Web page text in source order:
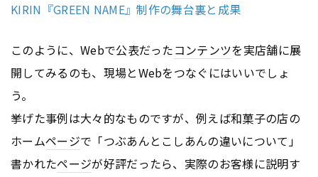
KIRIN『GREEN NAME』制作の舞台裏と成果
このように、Webで公表だったコンテンツを実店舗に展
開してみるのも、現場とWebをつなぐにはいいでしょ
う。
挙げた事例は大々的なものですが、例えば和菓子の店の
ホームページで「つぶあんとこしあんの違いについて」
書かれたページが好評だったら、実際のお客様に説明す